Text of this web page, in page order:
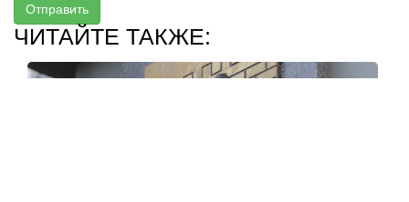
Отправить
ЧИТАЙТЕ ТАКЖЕ: